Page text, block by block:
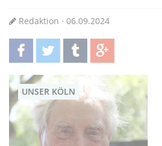
Redaktion · 06.09.2024
teilentwittern teilen
teilen
UNSER KÖLN